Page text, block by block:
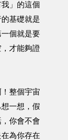
」的這個
基礎就是
個就是要
才能夠證
整個宇宙
一想，假
你會不會
為你存在